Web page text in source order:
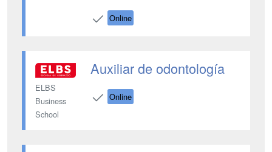
Online
ELBS
Business
School
Auxiliar de odontología
Online